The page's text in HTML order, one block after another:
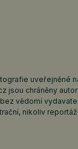
uveřejněné
jsou chráněny
vědomí
nikoliv